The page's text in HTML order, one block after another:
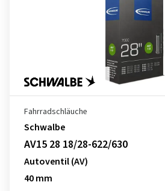
Fahrradschläuche
Schwalbe
AV15 28 18/28-622/630
Autoventil (AV)
40 mm